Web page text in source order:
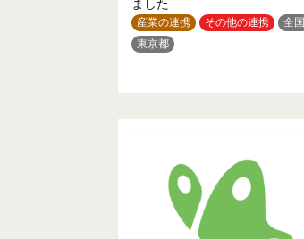
ました
産業の連携 その他の連携
全国
東京都